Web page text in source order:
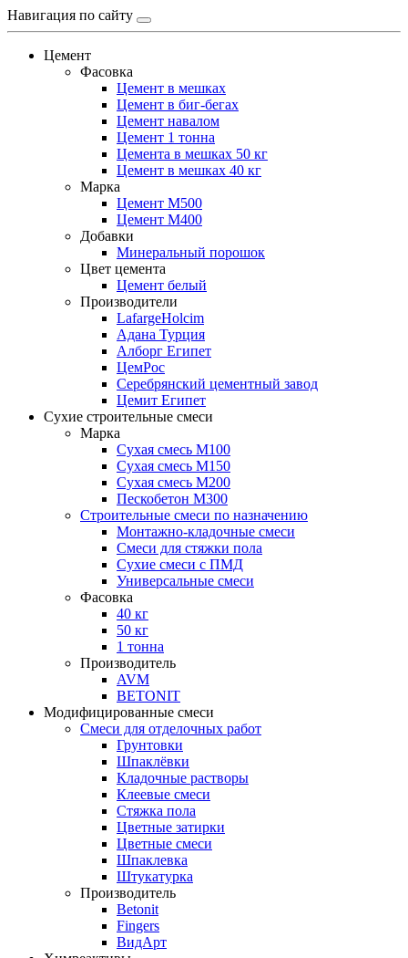
Навигация по сайту
Цемент
Фасовка
Цемент в мешках
Цемент в биг-бегах
Цемент навалом
Цемент 1 тонна
Цемента в мешках 50 кг
Цемент в мешках 40 кг
Марка
Цемент М500
Цемент М400
Добавки
Минеральный порошок
Цвет цемента
Цемент белый
Производители
LafargeHolcim
Адана Турция
Алборг Египет
ЦемРос
Серебрянский цементный завод
Цемит Египет
Сухие строительные смеси
Марка
Сухая смесь М100
Сухая смесь М150
Сухая смесь М200
Пескобетон М300
Строительные смеси по назначению
Монтажно-кладочные смеси
Смеси для стяжки пола
Сухие смеси с ПМД
Универсальные смеси
Фасовка
40 кг
50 кг
1 тонна
Производитель
AVM
BETONIT
Модифицированные смеси
Смеси для отделочных работ
Грунтовки
Шпаклёвки
Кладочные растворы
Клеевые смеси
Стяжка пола
Цветные затирки
Цветные смеси
Шпаклевка
Штукатурка
Производитель
Betonit
Fingers
ВидАрт